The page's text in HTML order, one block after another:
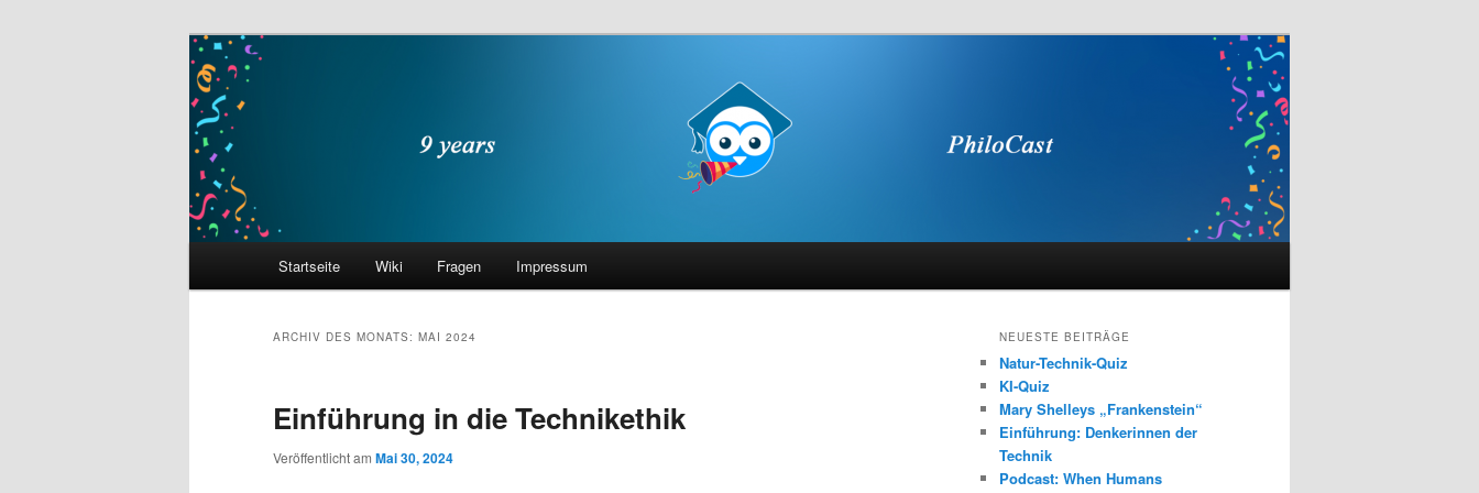
Startseite Wiki Fragen Impressum
ARCHIV DES MONATS: MAI 2024
Einführung in die Technikethik
Veröffentlicht am Mai 30, 2024
NEUESTE BEITRÄGE
Natur-Technik-Quiz
KI-Quiz
Mary Shelleys „Frankenstein“
Einführung: Denkerinnen der
Technik
Podcast: When Humans